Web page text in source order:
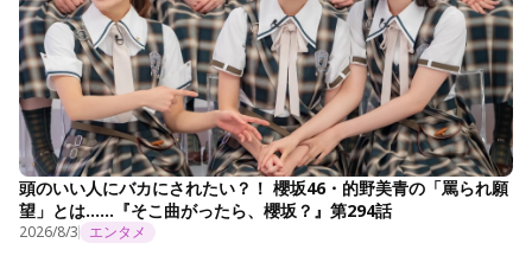
頭のいい人にバカにされたい？！ 櫻坂46・的野美青の「罵られ願
望」とは……『そこ曲がったら、櫻坂？』第294話
2026/8/3 エンタメ